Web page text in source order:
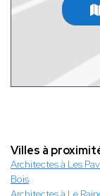
Villes à
Architectes à Les
Bois